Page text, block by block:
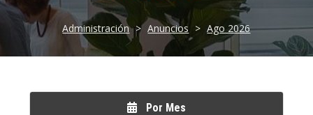
Administración > Anuncios > Ago 2026
Por Mes